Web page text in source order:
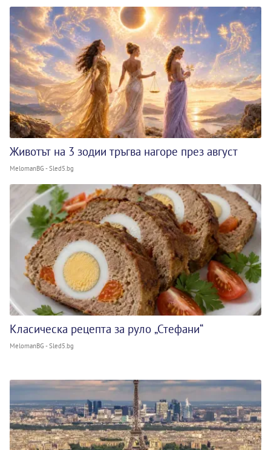
Животът на 3 зодии тръгва нагоре през август
MelomanBG - Sled5.bg
Класическа рецепта за руло „Стефани“
MelomanBG - Sled5.bg